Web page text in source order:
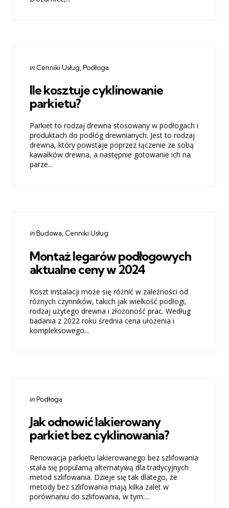
Categories
Posted
in Cenniki Usług Podłoga
Ile kosztuje cyklinowanie
parkietu?
Parkiet to rodzaj drewna stosowany w podłogach i
produktach do podłóg drewnianych. Jest to rodzaj
drewna, który powstaje poprzez łączenie ze sobą
kawałków drewna, a następnie gotowanie ich na
parze...
Categories
Posted
inBudowa Cenniki Usług
Montaż legarów podłogowych
aktualne ceny w 2024
Koszt instalacji może się różnić w zależności od
różnych czynników, takich jak wielkość podłogi,
rodzaj użytego drewna i złożoność prac. Według
badania z 2022 roku średnia cena ułożenia i
kompleksowego...
Categories
Posted
inPodłoga
Jak odnowić lakierowany
parkiet bez cyklinowania?
Renowacja parkietu lakierowanego bez szlifowania
stała się popularną alternatywą dla tradycyjnych
metod szlifowania. Dzieje się tak dlatego, że
metody bez szlifowania mają kilka zalet w
porównaniu do szlifowania, w tym:...